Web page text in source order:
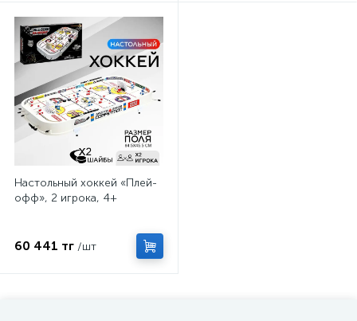
Настольный хоккей «Плей-
офф», 2 игрока, 4+
60 441 тг /шт